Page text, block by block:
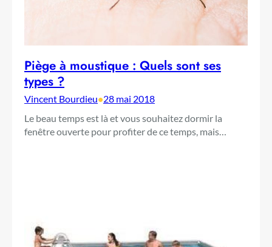
Piège à moustique : Quels sont ses
types ?
Vincent Bourdieu•28 mai 2018
Le beau temps est là et vous souhaitez dormir la
fenêtre ouverte pour profiter de ce temps, mais…